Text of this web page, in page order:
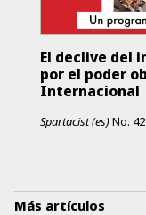
El declive del
por el poder
Internacional
Spartacist (es)No. 42
Más artículos